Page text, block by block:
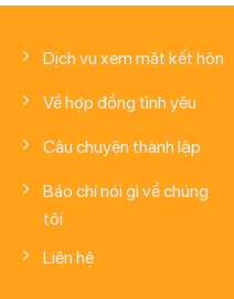
Dịch vụ xem mặt kết hôn
Về hợp đồng tình yêu
Câu chuyện thành lập
Báo chí nói gì về chúng
tôi
Liên hệ